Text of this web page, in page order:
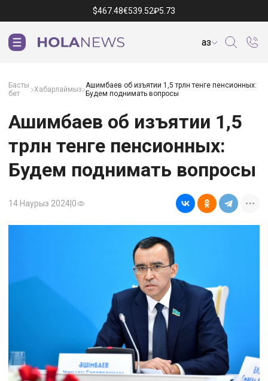
$467.48€539.52₽5.73
Қаз
Басты
бет
Хабарлаймыз Ашимбаев об изъятии 1,5 трлн тенге пенсионных:
Будем поднимать вопросы
Ашимбаев об изъятии 1,5
трлн тенге пенсионных:
Будем поднимать вопросы
14 Наурыз 2024 0